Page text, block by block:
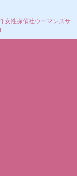
女性探偵社ウーマンズサ